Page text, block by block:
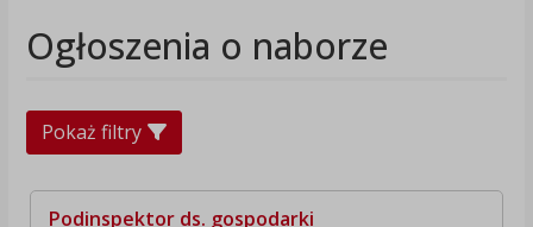
Ogłoszenia o naborze
Pokaż filtry
Podinspektor ds. gospodarki